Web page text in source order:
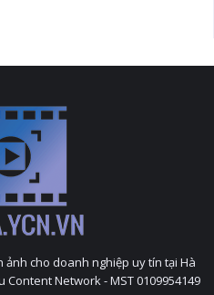
ảnh cho doanh nghiệp uy tín tại Hà
Content Network - MST 0109954149